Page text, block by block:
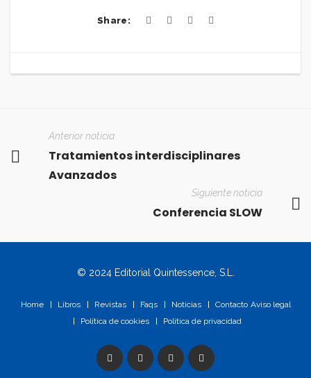
Share:
Anterior noticia
Tratamientos interdisciplinares
Avanzados
Siguiente noticia
Conferencia SLOW
© 2024 Editorial Quintessence, S.L.
Home Libros Revistas Faqs Noticias Contacto Aviso legal
Política de cookies
Política de privacidad